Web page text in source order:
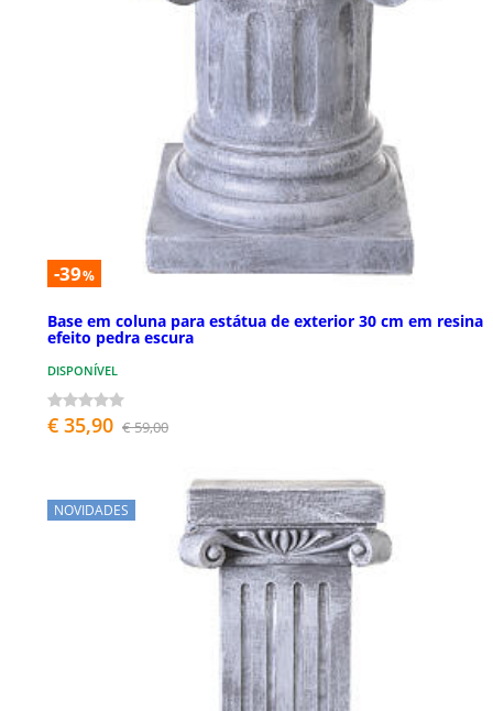
-39%
Base em coluna para estátua de exterior 30 cm em resina
efeito pedra escura
DISPONÍVEL
€ 35,90 € 59,00
NOVIDADES